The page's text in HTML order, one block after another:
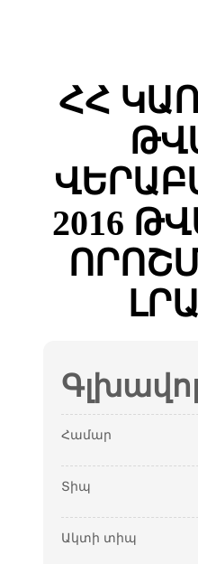
ՀՀ
2016
Համար
Տիպ
Ակտի տիպ